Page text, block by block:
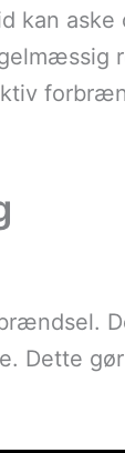
kan aske
Dette